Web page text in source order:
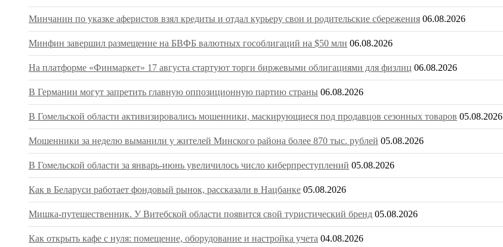
Минчанин по указке аферистов взял кредиты и отдал курьеру свои и родительские сбережения 06.08.2026
Минфин завершил размещение на БВФБ валютных гособлигаций на $50 млн 06.08.2026
На платформе «Финмаркет» 17 августа стартуют торги биржевыми облигациями для физлиц 06.08.2026
В Германии могут запретить главную оппозиционную партию страны 06.08.2026
В Гомельской области активизировались мошенники, маскирующиеся под продавцов сезонных товаров 05.08.2026
Мошенники за неделю выманили у жителей Минского района более 870 тыс. рублей 05.08.2026
В Гомельской области за январь-июнь увеличилось число киберпреступлений 05.08.2026
Как в Беларуси работает фондовый рынок, рассказали в Нацбанке 05.08.2026
Мишка-путешественник. У Витебской области появится свой туристический бренд 05.08.2026
Как открыть кафе с нуля: помещение, оборудование и настройка учета 04.08.2026